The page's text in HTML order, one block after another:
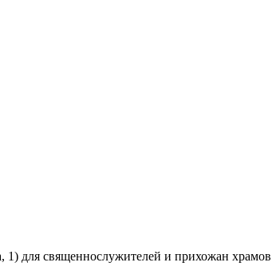
для священнослужителей и прихожан храмов